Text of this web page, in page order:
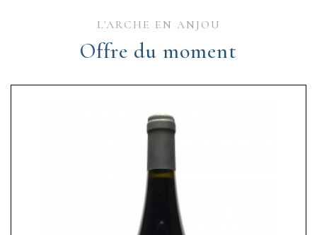
L'ARCHE EN ANJOU
Offre du moment